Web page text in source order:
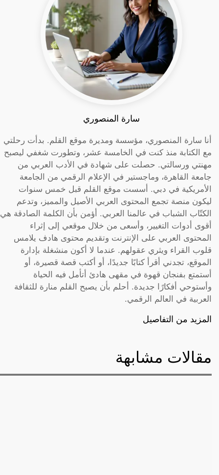
سارة المنصوري
أنا سارة المنصوري، مؤسسة ومديرة موقع القلم. بدأت رحلتي
مع الكتابة منذ كنت في الخامسة عشر، وتطورت شغفي ليصبح
مهنتي ورسالتي. حصلت على شهادة في الأدب العربي من
جامعة القاهرة، وماجستير في الإعلام الرقمي من الجامعة
الأمريكية في دبي. أسست موقع القلم قبل خمس سنوات
ليكون منصة تجمع المحتوى العربي الأصيل والمميز، وتدعم
الكتّاب الشباب في عالمنا العربي. أؤمن بأن الكلمة الصادقة هي
أقوى أدوات التغيير، وأسعى من خلال موقعي إلى إثراء
المحتوى العربي على الإنترنت وتقديم محتوى هادف يلامس
قلوب القراء ويثري عقولهم. عندما لا أكون منشغلة بإدارة
الموقع، تجدني أقرأ كتابًا جديدًا، أو أكتب قصة قصيرة، أو
أستمتع بفنجان قهوة في مقهى هادئ أتأمل فيه الحياة
وأستوحي أفكارًا جديدة. أحلم بأن يصبح القلم منارة للثقافة
العربية في العالم الرقمي.
المزيد من التفاصيل
مقالات مشابهة